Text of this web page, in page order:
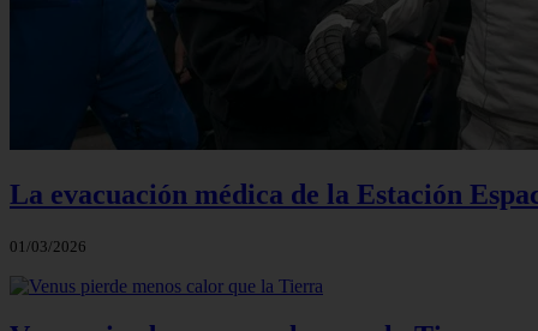
La evacuación médica de la Estación
01/03/2026